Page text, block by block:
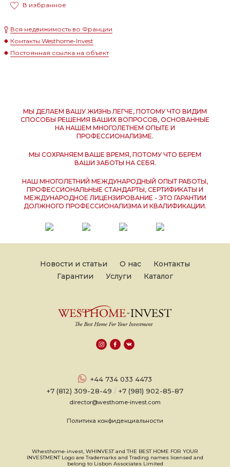
В избранное
Вся недвижимость во Франции
Контакты Westhome-Invest
Постоянная ссылка на объект
МЫ ДЕЛАЕМ ВАШУ ЖИЗНЬ ЛЕГЧЕ, ПОТОМУ ЧТО ВИДИМ
СПОСОБЫ РЕШЕНИЯ ВАШИХ ВОПРОСОВ, ОСНОВАННЫЕ
НА НАШЕМ МНОГОЛЕТНЕМ ОПЫТЕ И
ПРОФЕССИОНАЛИЗМЕ.
МЫ СОХРАНЯЕМ ВАШЕ ВРЕМЯ, ПОТОМУ ЧТО БЕРЕМ
ВАШИ ЗАБОТЫ НА СЕБЯ.
НАШ МНОГОЛЕТНИЙ МЕЖДУНАРОДНЫЙ ОПЫТ РАБОТЫ,
ПРОФЕССИОНАЛЬНЫЕ СТАНДАРТЫ, СЕРТИФИКАТЫ И
МЕЖДУНАРОДНОЕ ЛИЦЕНЗИРОВАНИЕ - ЭТО ГАРАНТИИ
ДОЛЖНОГО ПРОФЕССИОНАЛИЗМА И КВАЛИФИКАЦИИ.
Новости и статьи О нас
Контакты
Гарантии
Услуги Каталог
+44 734 033 4473
+7 (812) 309-28-49 / +7 (981) 902-85-87
director@westhome-invest.com
Политика конфиденциальности
Whesthome-invest, WHINVEST and THE BEST HOME FOR YOUR
INVESTMENT Logo are Trademarks and Trading names licensed and
belong to Lisbon Associates Limited